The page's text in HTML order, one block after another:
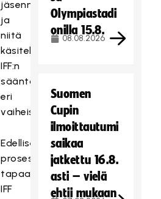
jäsenmailta
ja
niitä
käsitellään
IFF:n
sääntömuutosprosessin
eri
vaiheissa.
Edellisen
prosessin
tapaan
IFF
Olympiastadi
onilla 15.8.
08.08.2026
Suomen
Cupin
ilmoittautumi
saikaa
jatkettu 16.8.
asti – vielä
ehtii mukaan